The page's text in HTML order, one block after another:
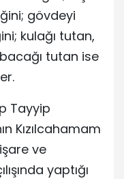
gövdeyi
kulağı tutan,
tutan ise
Tayyip
Kızılcahamam
ve
yaptığı